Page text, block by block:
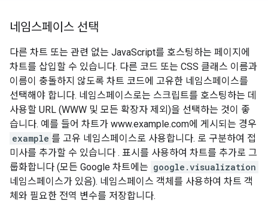
네임스페이스 선택
다른 차트 또는 관련 없는 JavaScript를 호스팅하는 페이지에
차트를 삽입할 수 있습니다. 다른 코드 또는 CSS 클래스 이름과
이름이 충돌하지 않도록 차트 코드에 고유한 네임스페이스를
선택해야 합니다. 네임스페이스로는 스크립트를 호스팅하는 데
사용할 URL (WWW 및 모든 확장자 제외)을 선택하는 것이 좋
습니다. 예를 들어 차트가 www.example.com에 게시되는 경우
example 를 고유 네임스페이스로 사용합니다. 로 구분하여 접
미사를 추가할 수 있습니다 . 표시를 사용하여 차트를 추가로 그
룹화합니다 (모든 Google 차트에는 google.visualization
네임스페이스가 있음). 네임스페이스 객체를 사용하여 차트 객
체와 필요한 전역 변수를 저장합니다.